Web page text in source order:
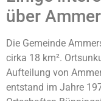
über
Die Gemeinde
cirka 18 km².
Aufteilung von
entstand im Jahre